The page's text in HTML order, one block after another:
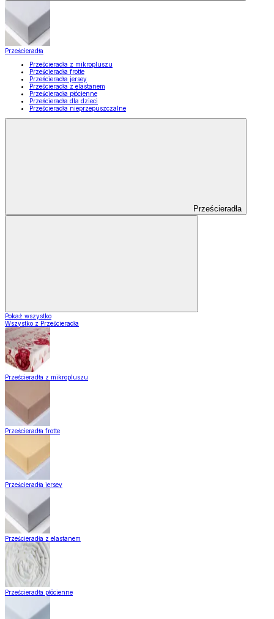
Prześcieradła
Prześcieradła z mikropluszu
Prześcieradła frotte
Prześcieradła jersey
Prześcieradła z elastanem
Prześcieradła płócienne
Prześcieradła dla dzieci
Prześcieradła nieprzepuszczalne
Prześcieradła
Pokaż wszystko
Wszystko z Prześcieradła
Prześcieradła z mikropluszu
Prześcieradła frotte
Prześcieradła jersey
Prześcieradła z elastanem
Prześcieradła płócienne